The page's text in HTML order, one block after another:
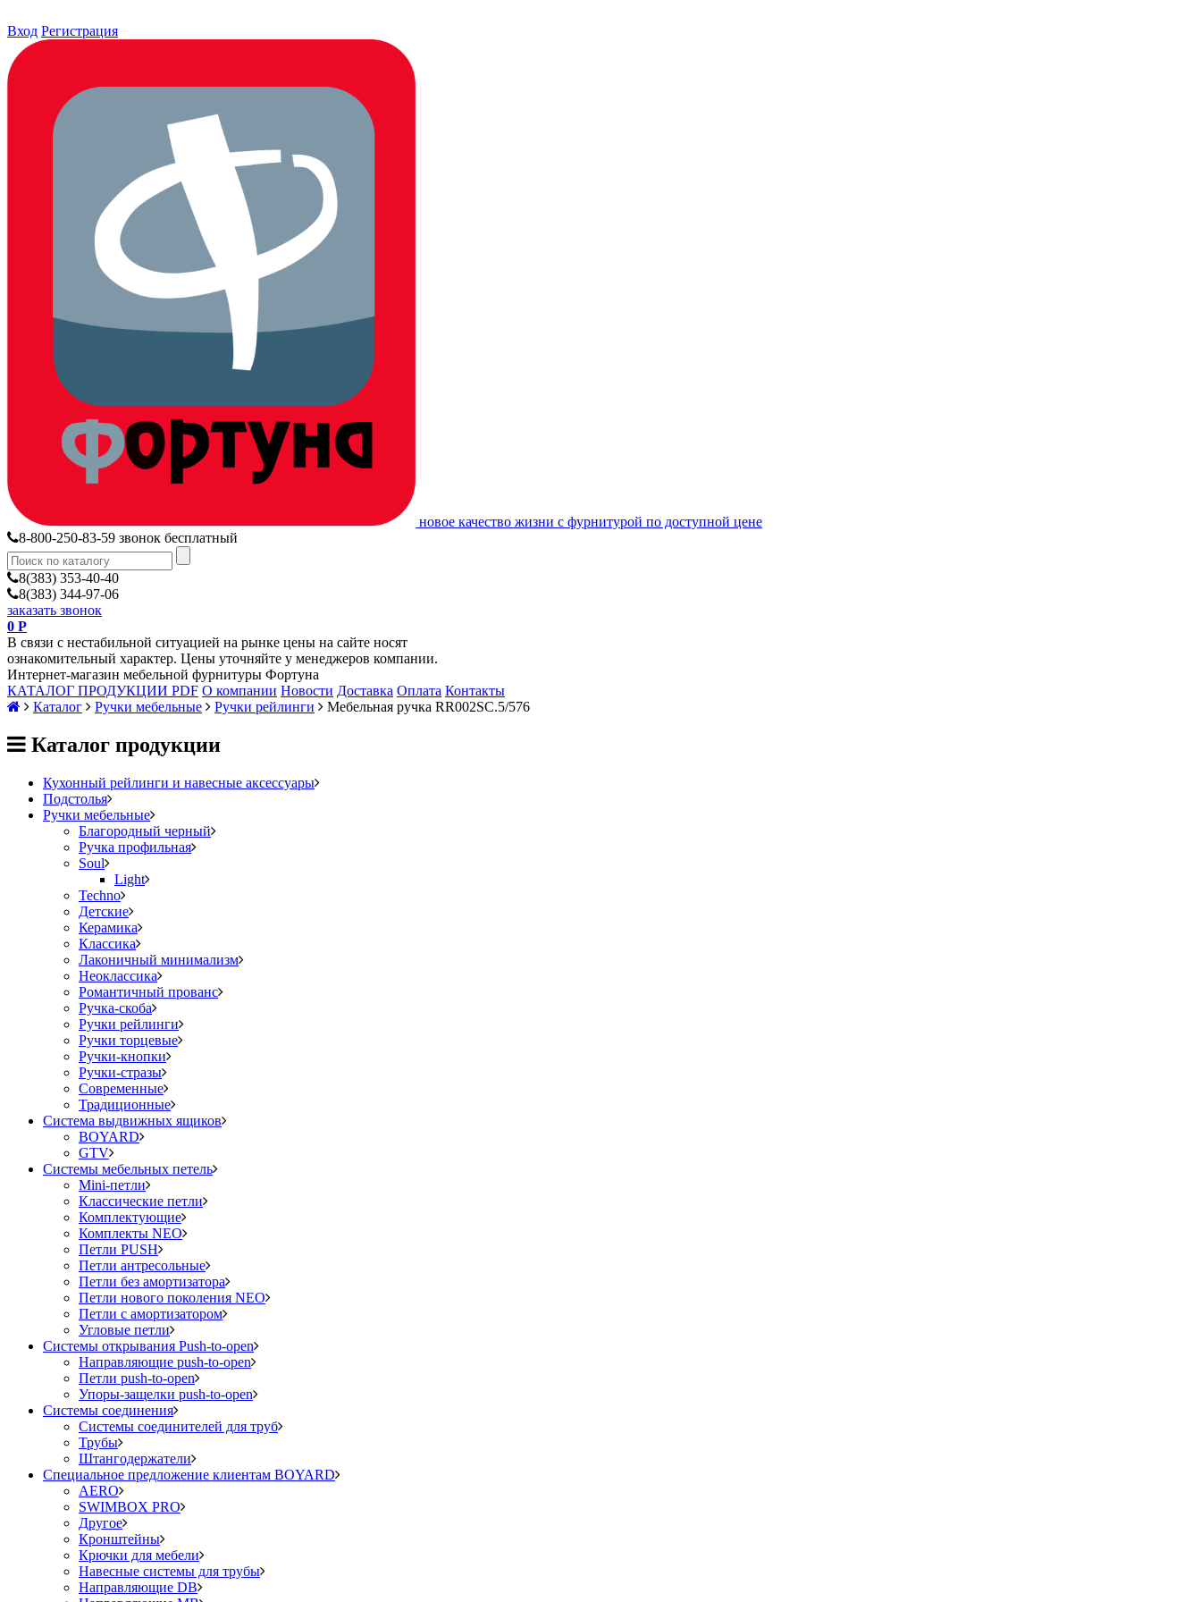
Вход Регистрация
новое качество жизни с фурнитурой по доступной цене
8-800-250-83-59 звонок бесплатный
8(383) 353-40-40
8(383) 344-97-06
заказать звонок
0 Р
В связи с нестабильной ситуацией на рынке цены на сайте носят
ознакомительный характер. Цены уточняйте у менеджеров компании.
Интернет-магазин мебельной фурнитуры Фортуна
КАТАЛОГ ПРОДУКЦИИ PDF О компании Новости Доставка Оплата Контакты
Каталог
Ручки мебельные Ручки рейлинги Мебельная ручка RR002SC.5/576
Каталог продукции
Кухонный рейлинги и навесные аксессуары
Подстолья
Ручки мебельные
Благородный черный
Ручка профильная
Soul
Light
Techno
Детские
Керамика
Классика
Лаконичный минимализм
Неоклассика
Романтичный прованс
Ручка-скоба
Ручки рейлинги
Ручки торцевые
Ручки-кнопки
Ручки-стразы
Современные
Традиционные
Система выдвижных ящиков
BOYARD
GTV
Системы мебельных петель
Mini-петли
Классические петли
Комплектующие
Комплекты NEO
Петли PUSH
Петли антресольные
Петли без амортизатора
Петли нового поколения NEO
Петли с амортизатором
Угловые петли
Системы открывания Push-to-open
Направляющие push-to-open
Петли push-to-open
Упоры-защелки push-to-open
Системы соединения
Системы соединителей для труб
Трубы
Штангодержатели
Специальное предложение клиентам BOYARD
AERO
SWIMBOX PRO
Другое
Кронштейны
Крючки для мебели
Навесные системы для трубы
Направляющие DB